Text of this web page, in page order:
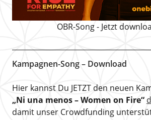
OBR-Song - Jetzt
Kampagnen-Song – Download
Hier kannst Du JETZT den neuen
„Ni una menos – Women on Fire“
damit unser Crowdfunding